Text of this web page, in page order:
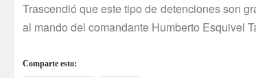
Trascendió que este tipo de detenciones son
al mando del comandante Humberto Esquivel
Comparte esto: